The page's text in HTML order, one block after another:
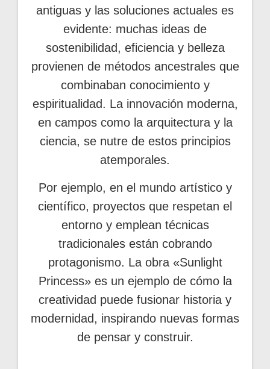
antiguas y las soluciones actuales es
evidente: muchas ideas de
sostenibilidad, eficiencia y belleza
provienen de métodos ancestrales que
combinaban conocimiento y
espiritualidad. La innovación moderna,
en campos como la arquitectura y la
ciencia, se nutre de estos principios
atemporales.
Por ejemplo, en el mundo artístico y
científico, proyectos que respetan el
entorno y emplean técnicas
tradicionales están cobrando
protagonismo. La obra «Sunlight
Princess» es un ejemplo de cómo la
creatividad puede fusionar historia y
modernidad, inspirando nuevas formas
de pensar y construir.